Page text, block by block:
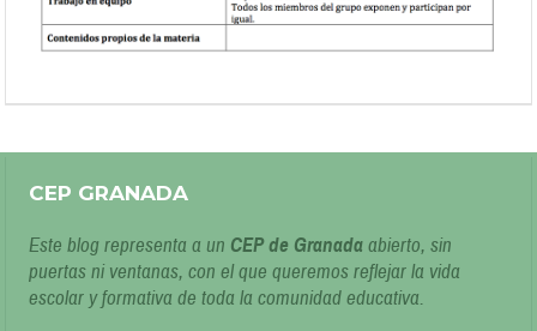
CEP GRANADA
Este blog representa a un CEP de Granadaabierto, sin
puertas ni ventanas, con el que queremos reflejar la vida
escolar y formativa de toda la comunidad educativa.